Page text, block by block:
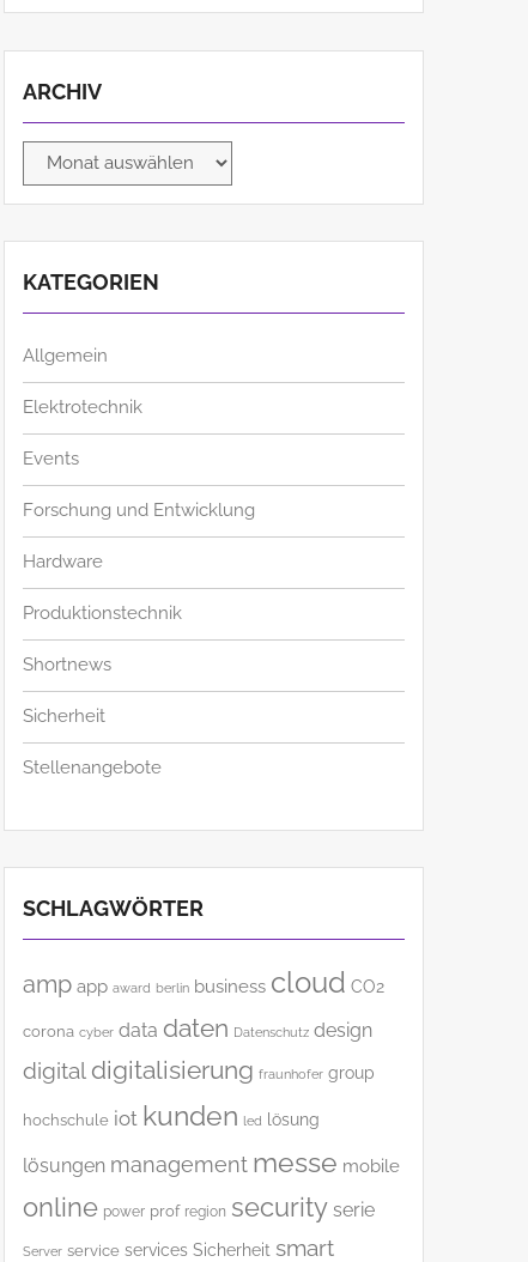
ARCHIV
Archiv
KATEGORIEN
Allgemein
Elektrotechnik
Events
Forschung und Entwicklung
Hardware
Produktionstechnik
Shortnews
Sicherheit
Stellenangebote
SCHLAGWÖRTER
amp app award berlin business cloud CO2
corona cyber data daten Datenschutz design
digital digitalisierung fraunhofer group
hochschule iot kunden led lösung
lösungen management messe mobile
online power prof region security serie
Server service services Sicherheit smart